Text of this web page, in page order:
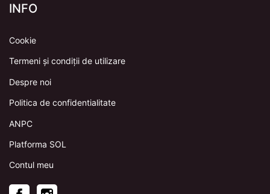
INFO
Cookie
Termeni și condiții de utilizare
Despre noi
Politica de confidentialitate
ANPC
Platforma SOL
Contul meu
Facebook